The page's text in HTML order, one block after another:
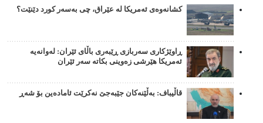
کشانەوەی ئەمریکا لە عێراق، چی بەسەر کورد دێنێت؟
ڕاوێژکاری سەربازی ڕێبەری باڵای ئێران: لەوانەیە
ئەمریکا هێرشی زەوینی بکاتە سەر ئێران
قاڵیباف: بەڵێنەکان جێبەجێ نەکرێت ئامادەین بۆ شەڕ